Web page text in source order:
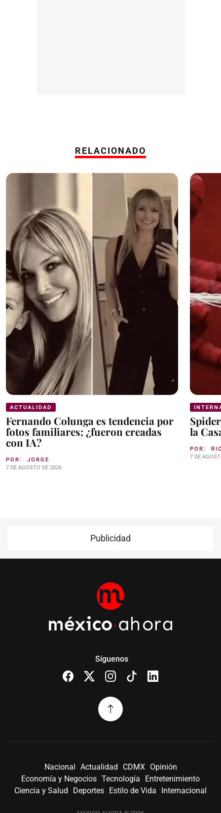
RELACIONADO
ACTUALIDAD
Fernando Colunga es tendencia por
fotos familiares; ¿fueron creadas
con IA?
POR: JORGE
7 DE AGOSTO DE 2026
la
POR:
7 DE
Publicidad
Síguenos
Nacional Actualidad CDMX
Opinión
Economía y Negocios Tecnología
Entretenimiento
Ciencia y Salud
Deportes Estilo de Vida Internacional